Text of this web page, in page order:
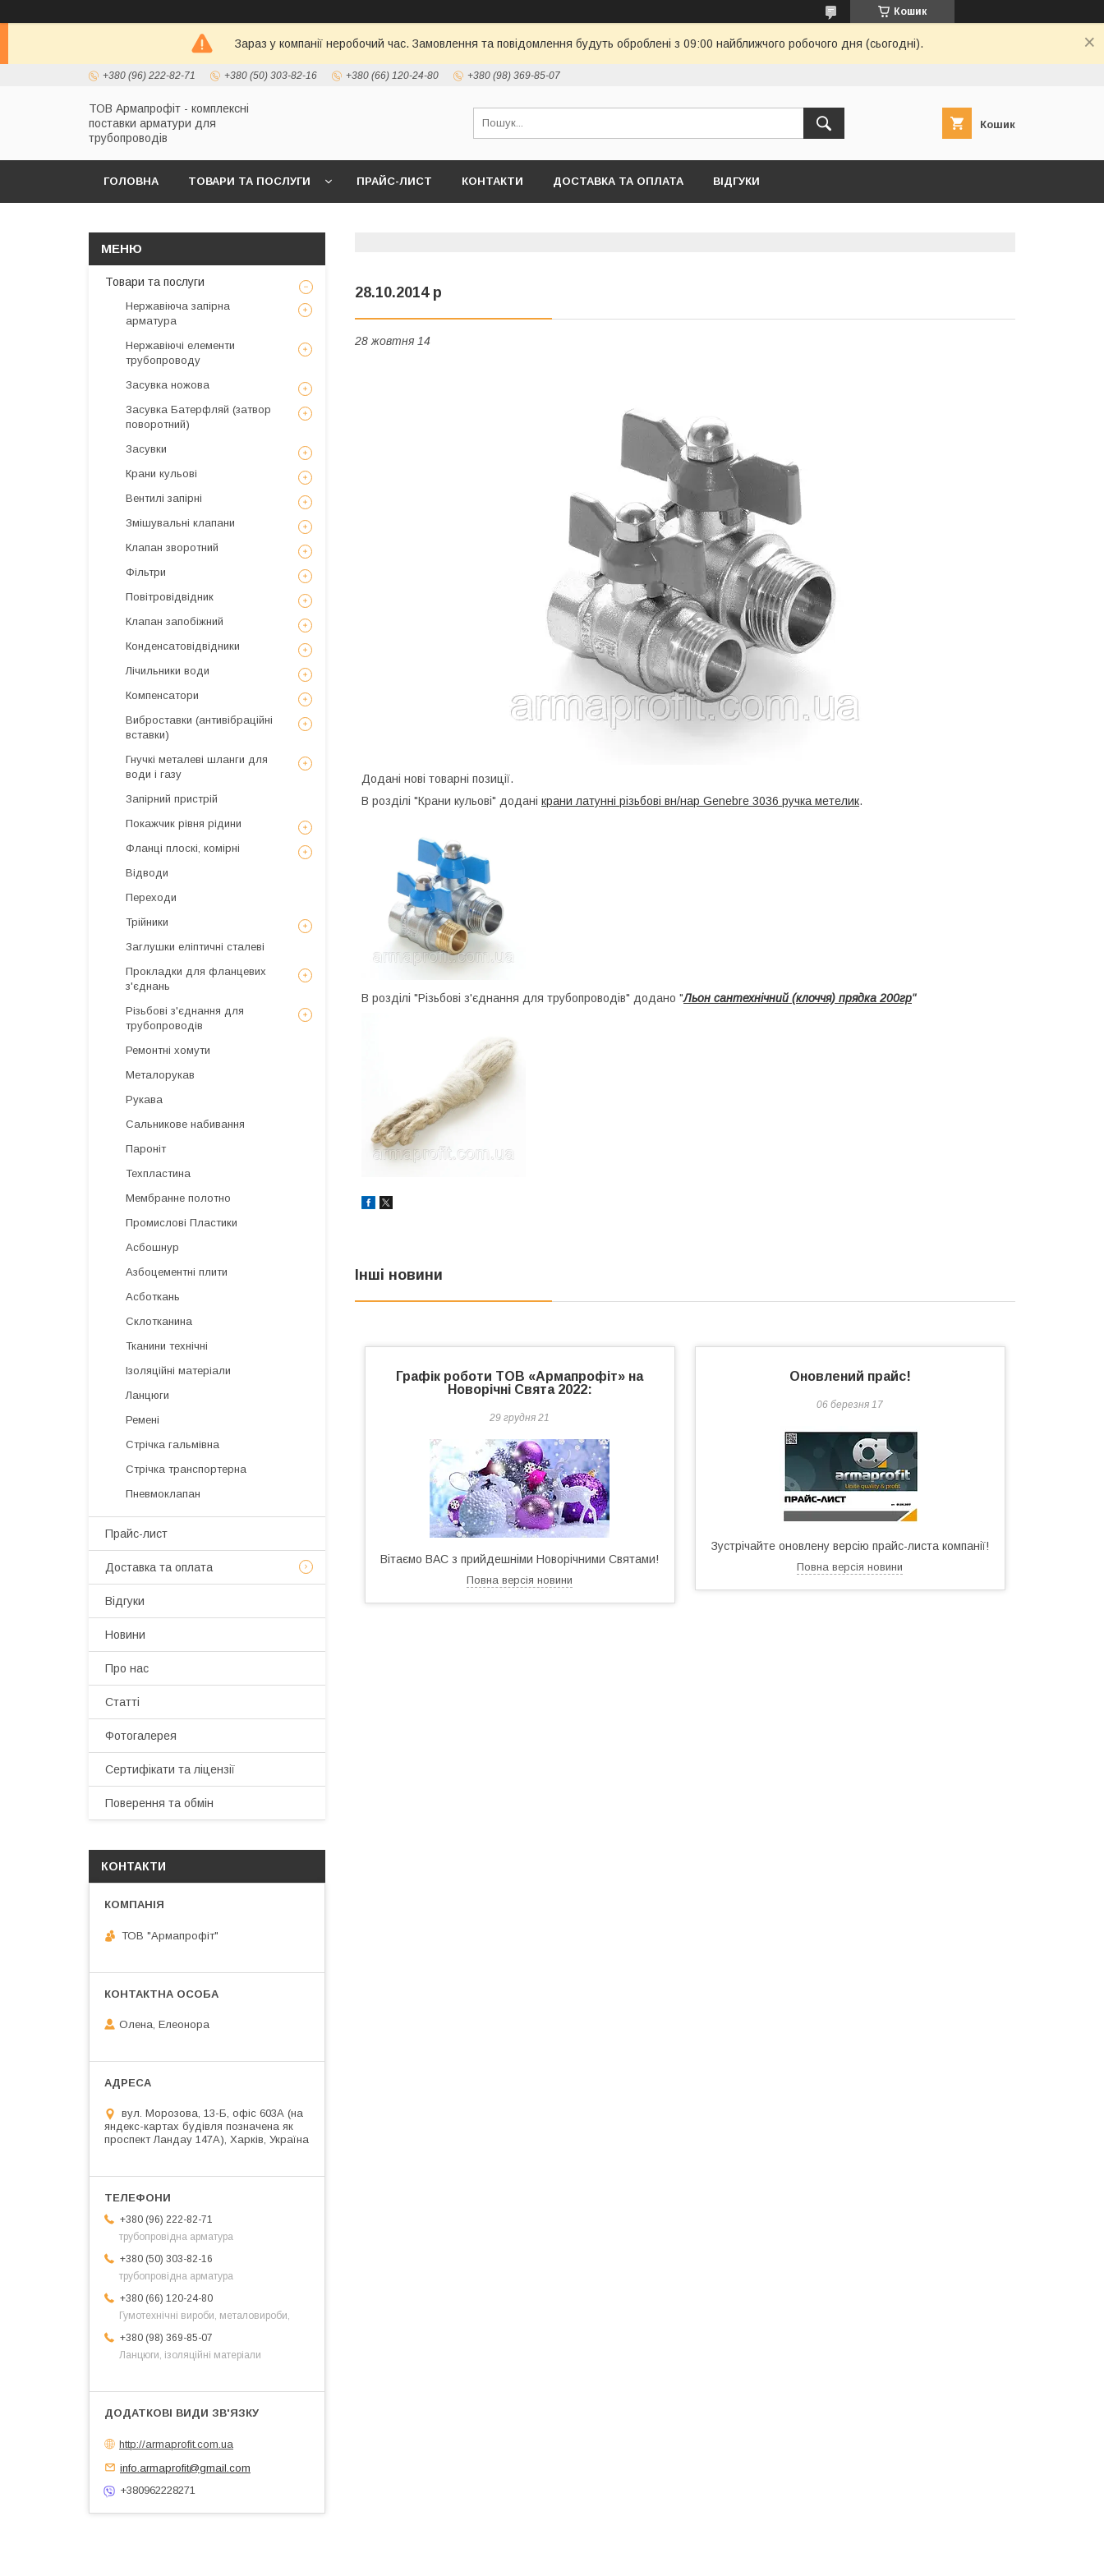
Кошик
Зараз у компанії неробочий час. Замовлення та повідомлення будуть оброблені з 09:00 найближчого робочого дня (сьогодні).
+380 (96) 222-82-71 +380 (50) 303-82-16 +380 (66) 120-24-80 +380 (98) 369-85-07
ТОВ Армапрофіт - комплексні
поставки арматури для
трубопроводів
Кошик
ГОЛОВНА ТОВАРИ ТА ПОСЛУГИ ПРАЙС-ЛИСТ КОНТАКТИ ДОСТАВКА ТА ОПЛАТА ВІДГУКИ
28.10.2014 р
28 жовтня 14
Додані нові товарні позиції.
В розділі "Крани кульові" додані крани латунні різьбові вн/нар Genebre 3036 ручка метелик.
В розділі "Різьбові з'єднання для трубопроводів" додано "Льон сантехнічний (клоччя) прядка 200гр"
Інші новини
Графік роботи ТОВ «Армапрофіт» на
Новорічні Свята 2022:
29 грудня 21
Вітаємо ВАС з прийдешніми Новорічними Святами!
Повна версія новини
Оновлений прайс!
06 березня 17
Зустрічайте оновлену версію прайс-листа компанії!
Повна версія новини
Товари та послуги
Нержавіюча запірна
арматура
Нержавіючі елементи
трубопроводу
Засувка ножова
Засувка Батерфляй (затвор
поворотний)
Засувки
Крани кульові
Вентилі запірні
Змішувальні клапани
Клапан зворотний
Фільтри
Повітровідвідник
Клапан запобіжний
Конденсатовідвідники
Лічильники води
Компенсатори
Виброставки (антивібраційні
вставки)
Гнучкі металеві шланги для
води і газу
Запірний пристрій
Покажчик рівня рідини
Фланці плоскі, комірні
Відводи
Переходи
Трійники
Заглушки еліптичні сталеві
Прокладки для фланцевих
з'єднань
Різьбові з'єднання для
трубопроводів
Ремонтні хомути
Металорукав
Рукава
Сальникове набивання
Пароніт
Техпластина
Мембранне полотно
Промислові Пластики
Асбошнур
Азбоцементні плити
Асботкань
Склотканина
Тканини технічні
Ізоляційні матеріали
Ланцюги
Ремені
Стрічка гальмівна
Стрічка транспортерна
Пневмоклапан
Прайс-лист
Доставка та оплата
Відгуки
Новини
Про нас
Статті
Фотогалерея
Сертифікати та ліцензії
Поверення та обмін
КОНТАКТИ
ТОВ "Армапрофіт"
Олена, Елеонора
вул. Морозова, 13-Б, офіс 603А (на
яндекс-картах будівля позначена як
проспект Ландау 147А), Харків, Україна
+380 (96) 222-82-71
трубопровідна арматура
+380 (50) 303-82-16
трубопровідна арматура
+380 (66) 120-24-80
Гумотехнічні вироби, металовироби,
+380 (98) 369-85-07
Ланцюги, ізоляційні матеріали
http://armaprofit.com.ua
info.armaprofit@gmail.com
+380962228271